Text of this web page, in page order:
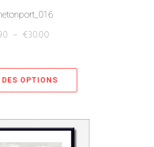
– €30.00
OPTIONS